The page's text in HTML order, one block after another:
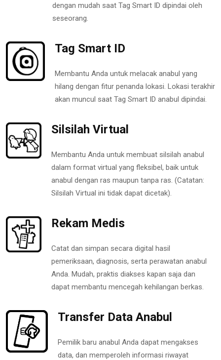
dengan mudah saat Tag Smart ID dipindai oleh
seseorang.
Tag Smart ID
Membantu Anda untuk melacak anabul yang
hilang dengan fitur penanda lokasi. Lokasi terakhir
akan muncul saat Tag Smart ID anabul dipindai.
Silsilah Virtual
Membantu Anda untuk membuat silsilah anabul
dalam format virtual yang fleksibel, baik untuk
anabul dengan ras maupun tanpa ras. (Catatan:
Silsilah Virtual ini tidak dapat dicetak).
Rekam Medis
Catat dan simpan secara digital hasil
pemeriksaan, diagnosis, serta perawatan anabul
Anda. Mudah, praktis diakses kapan saja dan
dapat membantu mencegah kehilangan berkas.
Transfer Data Anabul
Pemilik baru anabul Anda dapat mengakses
data, dan memperoleh informasi riwayat